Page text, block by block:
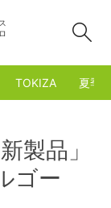
TOKIZA 夏季
製品」
ゴー